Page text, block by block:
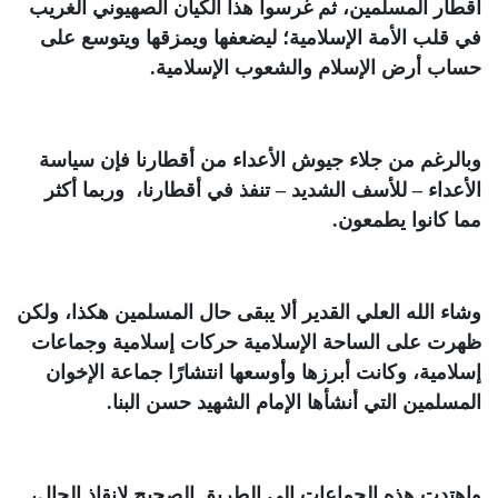
أقطار المسلمين، ثم غرسوا هذا الكيان الصهيوني الغريب
في قلب الأمة الإسلامية؛ ليضعفها ويمزقها ويتوسع على
حساب أرض الإسلام والشعوب الإسلامية.
وبالرغم من جلاء جيوش الأعداء من أقطارنا فإن سياسة
الأعداء – للأسف الشديد – تنفذ في أقطارنا، وربما أكثر
مما كانوا يطمعون.
وشاء الله العلي القدير ألا يبقى حال المسلمين هكذا، ولكن
ظهرت على الساحة الإسلامية حركات إسلامية وجماعات
إسلامية، وكانت أبرزها وأوسعها انتشارًا جماعة الإخوان
المسلمين التي أنشأها الإمام الشهيد حسن البنا.